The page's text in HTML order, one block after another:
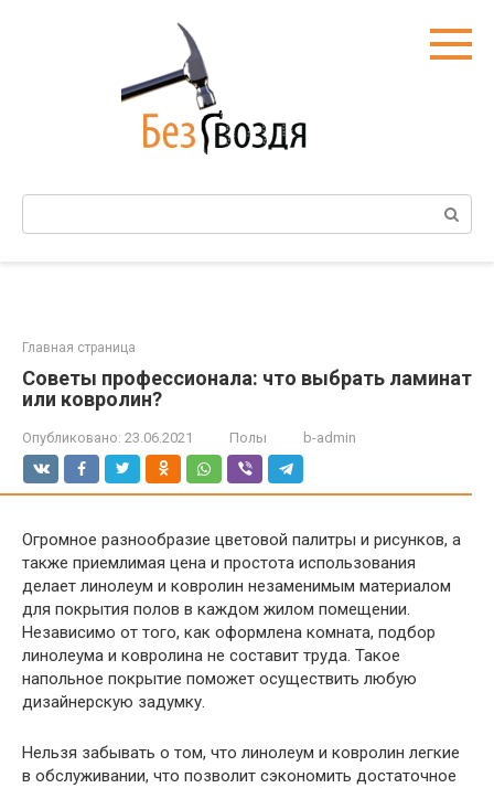
Поиск:
Главная страница
Советы профессионала: что выбрать ламинат
или ковролин?
Опубликовано: 23.06.2021 Полы b-admin
Огромное разнообразие цветовой палитры и рисунков, а
также приемлимая цена и простота использования
делает линолеум и ковролин незаменимым материалом
для покрытия полов в каждом жилом помещении.
Независимо от того, как оформлена комната, подбор
линолеума и ковролина не составит труда. Такое
напольное покрытие поможет осуществить любую
дизайнерскую задумку.
Нельзя забывать о том, что линолеум и ковролин легкие
в обслуживании, что позволит сэкономить достаточное